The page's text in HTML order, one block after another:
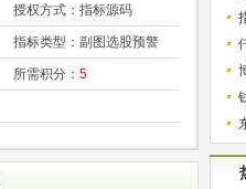
授权方式： 指标源码
指标类型： 副图选股预警
所需积分： 5